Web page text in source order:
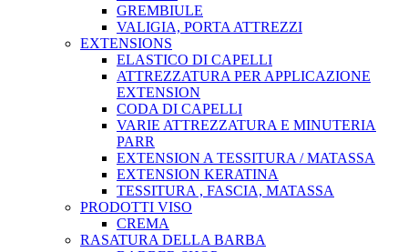
GREMBIULE
VALIGIA, PORTA ATTREZZI
EXTENSIONS
ELASTICO DI CAPELLI
ATTREZZATURA PER APPLICAZIONE
EXTENSION
CODA DI CAPELLI
VARIE ATTREZZATURA E MINUTERIA
PARR
EXTENSION A TESSITURA / MATASSA
EXTENSION KERATINA
TESSITURA , FASCIA, MATASSA
PRODOTTI VISO
CREMA
RASATURA DELLA BARBA